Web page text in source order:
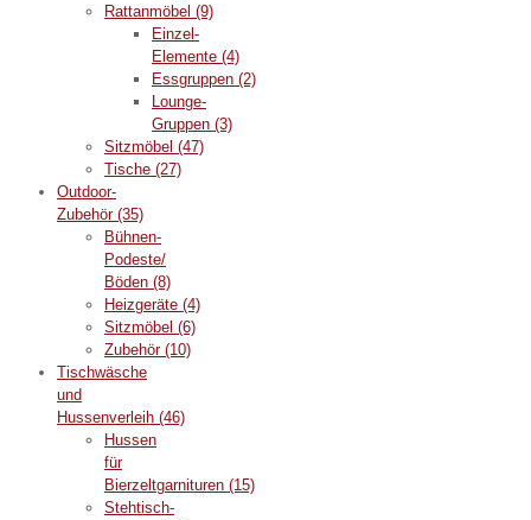
Rattanmöbel (9)
Einzel-
Elemente (4)
Essgruppen (2)
Lounge-
Gruppen (3)
Sitzmöbel (47)
Tische (27)
Outdoor-
Zubehör (35)
Bühnen-
Podeste/
Böden (8)
Heizgeräte (4)
Sitzmöbel (6)
Zubehör (10)
Tischwäsche
und
Hussenverleih (46)
Hussen
für
Bierzeltgarnituren (15)
Stehtisch-